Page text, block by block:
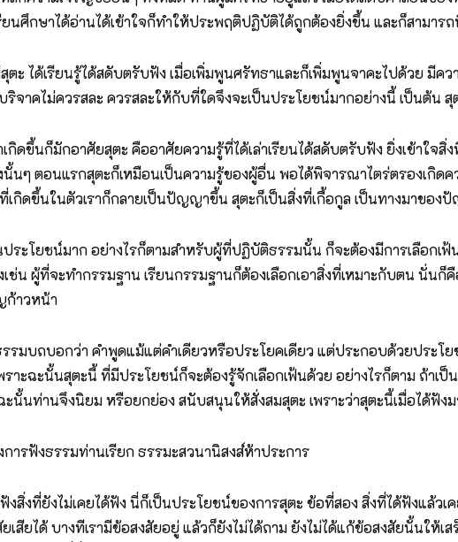
ยนศึกษาได้อ่านได้เข้าใจก็ทำให้ประพฤติปฏิบัติได้ถูกต้องยิ่งขึ้น และก็สาม
เรียนรู้ได้สดับตรับฟัง เมื่อเพิ่มพูนศรัทธาและก็เพิ่มพูนจาคะไปด้วย มีควา
บริจาคไม่ควรสละ ควรสละให้กับที่ใดจึงจะเป็นประโยชน์มากอย่างนี้ เป็นต้น
กอาศัยสุตะ คืออาศัยความรู้ที่ได้เล่าเรียนได้สดับตรับฟัง ยิ่งเข้าใจสิ่งที่
นั้นๆ ตอนแรกสุตะก็เหมือนเป็นความรู้ของผู้อื่น พอได้พิจารณาไตร่ตรองเกิด
เกิดขึ้นในตัวเราก็กลายเป็นปัญญาขึ้น สุตะก็เป็นสิ่งที่เกื้อกูล เป็นทางมาของ
ชน์มาก อย่างไรก็ตามสำหรับผู้ที่ปฏิบัติธรรมนั้น ก็จะต้องมีการเลือกเฟ้น
ผู้ที่จะทำกรรมฐาน เรียนกรรมฐานก็ต้องเลือกเอาสิ่งที่เหมาะกับตน นั่นก็
ก้าวหน้า
ถบอกว่า คำพูดแม้แต่คำเดียวหรือประโยคเดียว แต่ประกอบด้วยประโยช
ะฉะนั้นสุตะนี้ ที่มีประโยชน์ก็จะต้องรู้จักเลือกเฟ้นด้วย อย่างไรก็ตาม ถ้าเ
นั้นท่านจึงนิยม หรือยกย่อง สนับสนุนให้สั่งสมสุตะ เพราะว่าสุตะนี้เมื่อได้ฟั
งธรรมท่านเรียก ธรรมะสวนานิสงส์ห้าประการ
ยังไม่เคยได้ฟัง นี่ก็เป็นประโยชน์ของการสุตะ ข้อที่สอง สิ่งที่ได้ฟังแล้วเ
เสียได้ บางทีเรามีข้อสงสัยอยู่ แล้วก็ยังไม่ได้ถาม ยังไม่ได้แก้ข้อสงสัยนั้นให้